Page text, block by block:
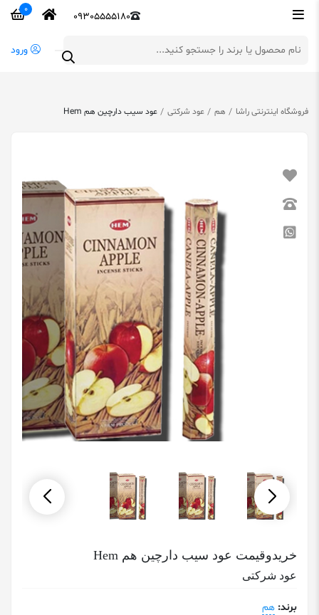
09305555180
0
ورود
فروشگاه اینترنتی راشا هم عود شرکتی عود سیب دارچین هم Hem
خریدوقیمت عود سیب دارچین هم Hem
عود شرکتی
برند: هم